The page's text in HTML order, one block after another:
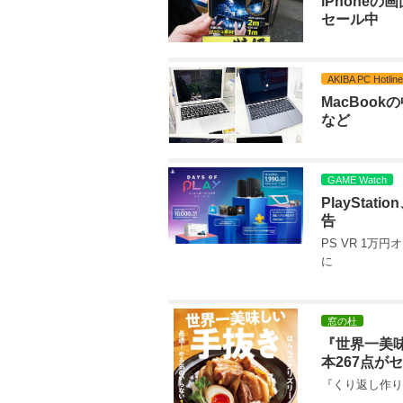
セール中
AKIBA PC
MacBookの
など
GAME Watch
PlayStation
告
PS VR 1万円
に
窓の杜
『世界一
本267点が
『くり返し作